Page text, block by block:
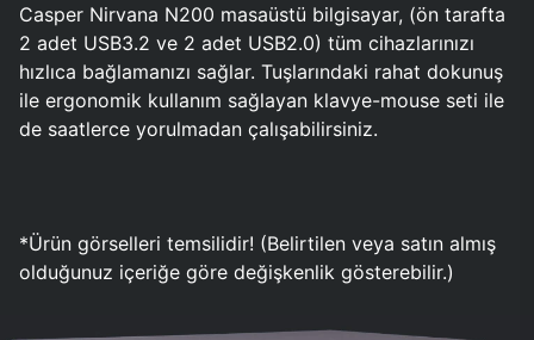
Casper Nirvana N200 masaüstü bilgisayar, (ön tarafta
2 adet USB3.2 ve 2 adet USB2.0) tüm cihazlarınızı
hızlıca bağlamanızı sağlar. Tuşlarındaki rahat dokunuş
ile ergonomik kullanım sağlayan klavye-mouse seti ile
de saatlerce yorulmadan çalışabilirsiniz.
*Ürün görselleri temsilidir! (Belirtilen veya satın almış
olduğunuz içeriğe göre değişkenlik gösterebilir.)